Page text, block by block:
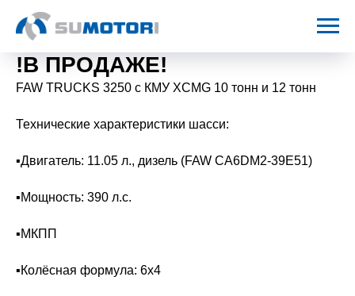
!В ПРОДАЖЕ!
FAW TRUCKS 3250 с КМУ XCMG 10 тонн и 12 тонн
Технические характеристики шасси:
▪️Двигатель: 11.05 л., дизель (FAW CA6DM2-39E51)
▪️Мощность: 390 л.с.
▪️МКПП
▪️Колёсная формула: 6x4